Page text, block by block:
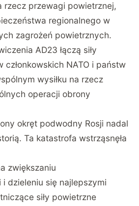
rzecz przewagi powietrznej,
regionalnego w
zagrożeń powietrznych.
AD23 łączą siły
członkowskich NATO i państw
wysiłku na rzecz
operacji obrony
okręt podwodny Rosji nadal
Ta katastrofa wstrząsnęła
zwiększaniu
dzieleniu się najlepszymi
siły powietrzne